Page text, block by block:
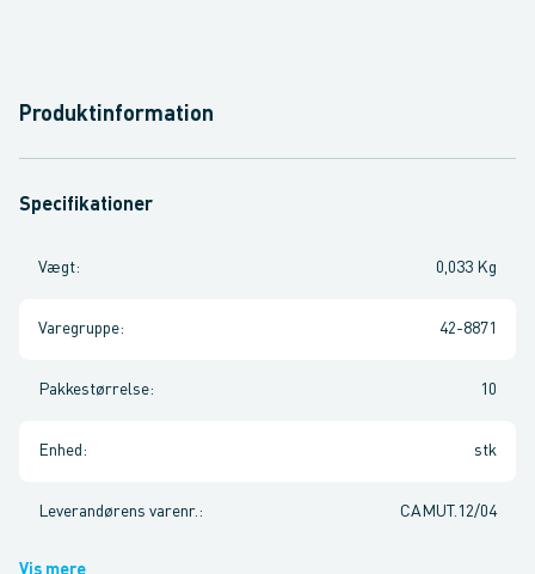
Produktinformation
Specifikationer
Vægt: 0,033 Kg
Varegruppe: 42-8871
Pakkestørrelse: 10
Enhed : stk
Leverandørens varenr. : CAMUT.12/04
Vis mere